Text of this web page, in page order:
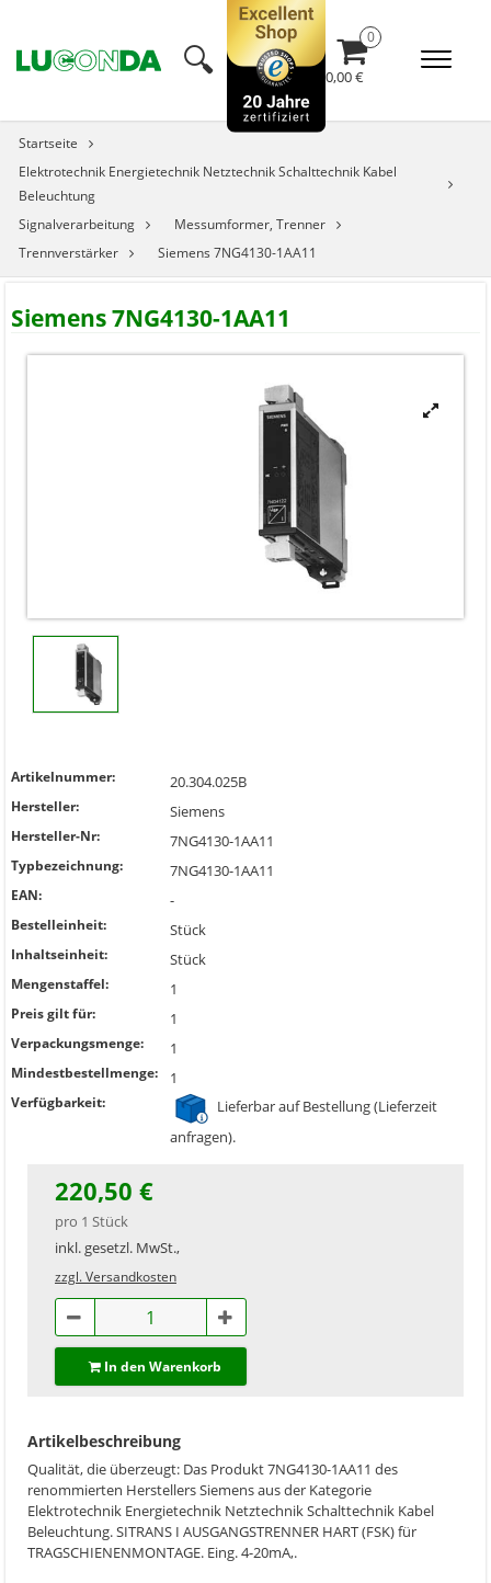
🔍︎ 0,00 €
Startseite
Elektrotechnik Energietechnik Netztechnik Schalttechnik Kabel
Beleuchtung
Signalverarbeitung
Messumformer, Trenner
Trennverstärker
Siemens 7NG4130-1AA11
Siemens 7NG4130-1AA11

Artikelnummer: 20.304.025B
Hersteller: Siemens
Hersteller-Nr: 7NG4130-1AA11
Typbezeichnung: 7NG4130-1AA11
EAN: -
Bestelleinheit: Stück
Inhaltseinheit: Stück
Mengenstaffel: 1
Preis gilt für: 1
Verpackungsmenge: 1
Mindestbestellmenge: 1
Verfügbarkeit:
Lieferbar auf Bestellung (Lieferzeit
anfragen).
220,50 €
pro 1 Stück
inkl. gesetzl. MwSt.,
zzgl. Versandkosten
In den Warenkorb
Artikelbeschreibung
Qualität, die überzeugt: Das Produkt 7NG4130-1AA11 des
renommierten Herstellers Siemens aus der Kategorie
Elektrotechnik Energietechnik Netztechnik Schalttechnik Kabel
Beleuchtung. SITRANS I AUSGANGSTRENNER HART (FSK) für
TRAGSCHIENENMONTAGE. Eing. 4-20mA,.